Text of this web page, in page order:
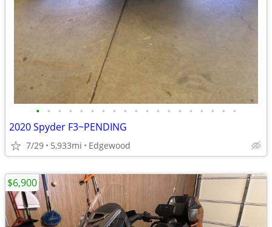
• • • • • • • • • • • • • • • • • • •
2020 Spyder F3~PENDING
7/29 5,933mi Edgewood
$6,900